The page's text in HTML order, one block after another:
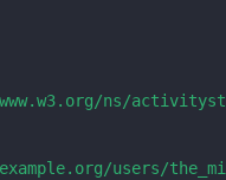
ns/
users/